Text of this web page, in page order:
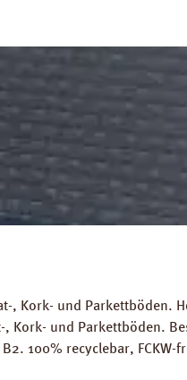
, Kork- und Parkettböden.
, Kork- und Parkettböden.
100% recyclebar, FCKW-
als Grundlage für